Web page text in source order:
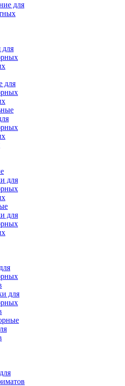
для
для
для
для
для